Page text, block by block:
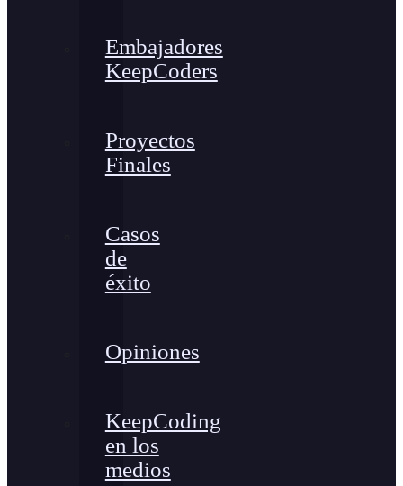
Embajadores
KeepCoders
Proyectos
Finales
Casos
de
éxito
Opiniones
KeepCoding
en los
medios